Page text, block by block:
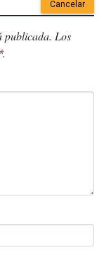
Cancelar
publicada. Los
*.